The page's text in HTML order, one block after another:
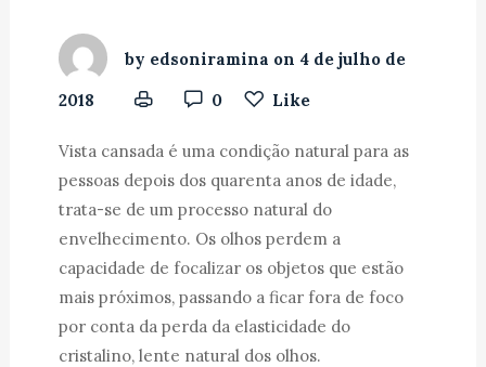
by edsoniramina on 4 de julho de
2018
0 Like
Vista cansada é uma condição natural para as
pessoas depois dos quarenta anos de idade,
trata-se de um processo natural do
envelhecimento. Os olhos perdem a
capacidade de focalizar os objetos que estão
mais próximos, passando a ficar fora de foco
por conta da perda da elasticidade do
cristalino, lente natural dos olhos.